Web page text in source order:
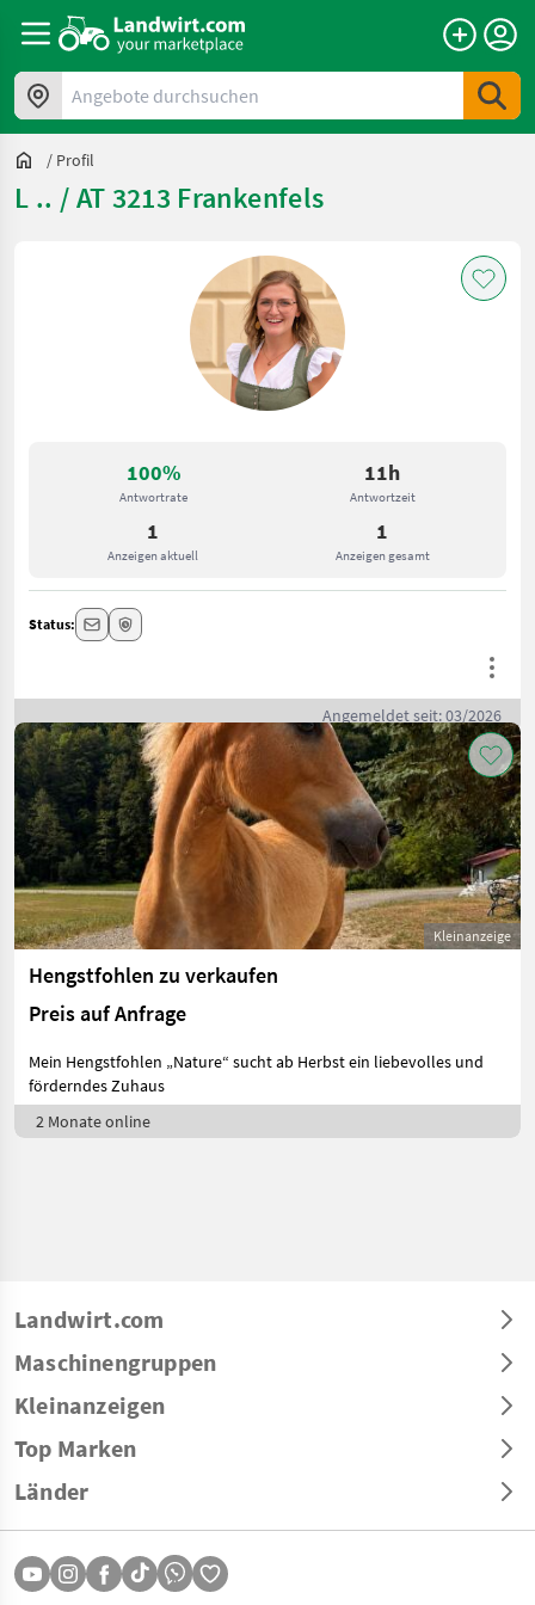
Angebote durchsuchen
/ Profil
L .. / AT 3213 Frankenfels
100%
Antwortrate
11h
Antwortzeit
1
Anzeigen aktuell
1
Anzeigen gesamt
Status:
Angemeldet seit: 03/2026
Kleinanzeige
Hengstfohlen zu verkaufen
Preis auf Anfrage
Mein Hengstfohlen „Nature“ sucht ab Herbst ein liebevolles und
förderndes Zuhaus
2 Monate online
Landwirt.com
Maschinengruppen
Kleinanzeigen
Top Marken
Länder